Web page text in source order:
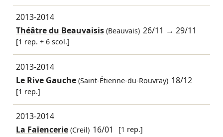
2013-2014
Théâtre du Beauvaisis(Beauvais) 26/11 →29/11
[1 rep. + 6 scol.]
2013-2014
Le Rive Gauche(Saint-Étienne-du-Rouvray) 18/12
[1 rep.]
2013-2014
La Faïencerie(Creil) 16/01
[1 rep.]